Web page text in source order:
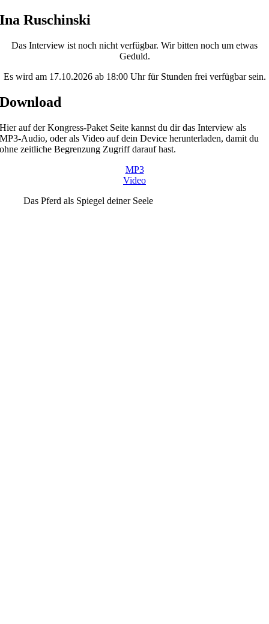
Skip
to
Ina Ruschinski
Das Interview ist noch nicht verfügbar. Wir bitten noch um etwas
Geduld.
Es wird am 17.10.2026 ab 18:00 Uhr für Stunden frei verfügbar sein.
Download
Hier auf der Kongress-Paket Seite kannst du dir das Interview als
MP3-Audio, oder als Video auf dein Device herunterladen, damit du
ohne zeitliche Begrenzung Zugriff darauf hast.
MP3
Video
Das Pferd als Spiegel deiner Seele